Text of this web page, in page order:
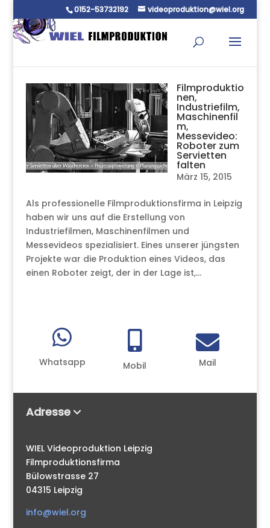
0152-53732192 videoproduktion@wiel.org
Filmproduktio
nen,
Industriefilm,
Maschinenfil
m,
Messevideo:
Roboter zum
Servietten
falten
März 15, 2015
Als professionelle Filmproduktionsfirma in Leipzig
haben wir uns auf die Erstellung von
Industriefilmen, Maschinenfilmen und
Messevideos spezialisiert. Eines unserer jüngsten
Projekte war die Produktion eines Videos, das
einen Roboter zeigt, der in der Lage ist,...

Whatsapp

Mobil

Mail
Adresse
WIEL Videoproduktion Leipzig
Filmproduktionsfirma
Bülowstrasse 27
04315 Leipzig
info@wiel.org